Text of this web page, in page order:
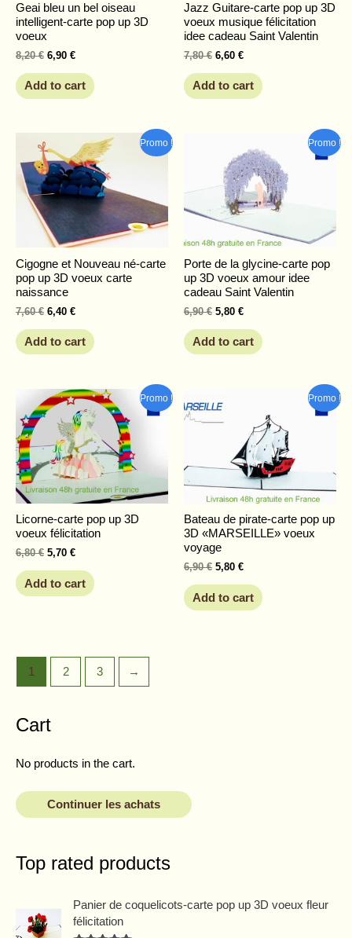
Geai bleu un bel oiseau
intelligent-carte pop up 3D
voeux
8,20€ 6,90 €
Add to cart
Jazz Guitare-carte pop up 3D
voeux musique félicitation
idee cadeau Saint Valentin
7,80€ 6,60 €
Add to cart
Promo !
Cigogne et Nouveau né-carte
pop up 3D voeux carte
naissance
7,60€
price
was:
7,60 €.
6,40 €
Current
price
is:
6,40 €.
Add to cart
Promo !
Porte de la glycine-carte pop
up 3D voeux amour idee
cadeau Saint Valentin
6,90€
price
was:
6,90 €.
5,80 €
price
is:
5,80 €.
Add to cart
Promo !
Licorne-carte pop up 3D
voeux félicitation
6,80€
Original
price
was:
6,80 €.
5,70 €
Current
price
is:
5,70 €.
Add to cart
Promo !
Bateau de pirate-carte pop up
3D «MARSEILLE» voeux
voyage
6,90€
price
was:
5,80 €
5,80 €.
Add to cart
1 2 3 →
Cart
No products in the cart.
Continuer les achats
Top rated products
Panier de coquelicots-carte pop up 3D voeux fleur
félicitation
O
r
u